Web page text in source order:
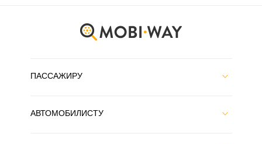
ПАССАЖИРУ
АВТОМОБИЛИСТУ